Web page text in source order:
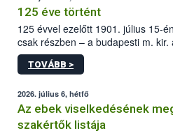
125 éve történt
125 évvel ezelőtt 1901. július 15-
csak részben – a budapesti m.
állomás a Kis Rókus utca 15.
tervezett új épületébe.
TOVÁBB >
2026. július 6, hétfő
Az ebek viselkedésének
szakértők listája